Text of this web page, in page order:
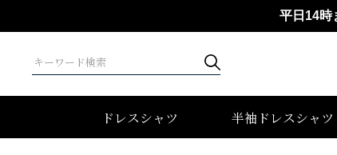
平日14
ドレスシャツ 半袖ドレスシャツ